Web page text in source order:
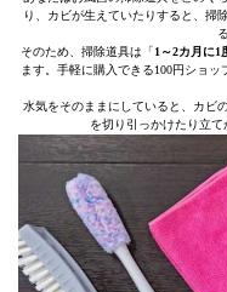
り、カビが生えていたりすると、掃
そのため、掃除道具は「1～2カ月に1
ます。手軽に購入できる100円ショ
水気をそのままにしていると、カビ
を切り引っかけたり立て